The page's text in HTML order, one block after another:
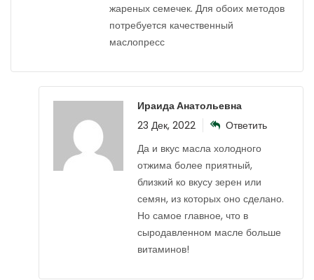
жареных семечек. Для обоих методов
потребуется качественный
маслопресс
Ираида Анатольевна
23 Дек, 2022
Ответить
Да и вкус масла холодного
отжима более приятный,
близкий ко вкусу зерен или
семян, из которых оно сделано.
Но самое главное, что в
сыродавленном масле больше
витаминов!